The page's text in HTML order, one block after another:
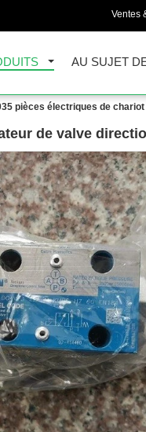
Ventes
AU SUJET
pièces électriques de
de valve